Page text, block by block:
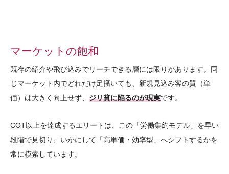
マーケットの飽和
既存の紹介や飛び込みでリーチできる層には限りがあります。同
じマーケット内でどれだけ足掻いても、新規見込み客の質（単
価）は大きく向上せず、 ジリ貧に陥るのが現実です。
COT以上を達成するエリートは、この「労働集約モデル」を早い
段階で見切り、いかにして「高単価・効率型」へシフトするかを
常に模索しています。